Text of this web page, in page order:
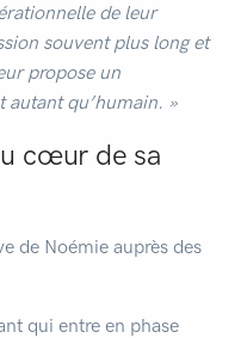
de leur
souvent plus long et
propose un
qu’humain. »
cœur de sa
de Noémie auprès des
qui entre en phase